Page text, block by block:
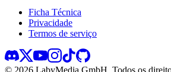
Ficha Técnica
Privacidade
Termos de serviço
© 2026 LabyMedia GmbH. Todos os